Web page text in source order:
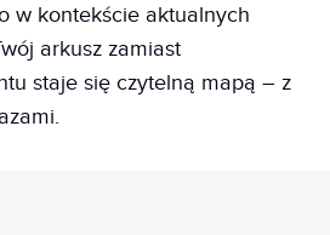
w kontekście aktualnych
arkusz zamiast
staje się czytelną mapą – z